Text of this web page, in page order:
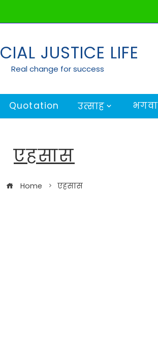
JUSTICE LIFE
Real change for success
Quotation उत्साह
एहसास
Home एहसास